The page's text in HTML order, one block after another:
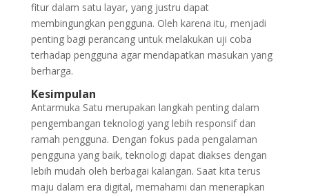
fitur dalam satu layar, yang justru dapat
membingungkan pengguna. Oleh karena itu, menjadi
penting bagi perancang untuk melakukan uji coba
terhadap pengguna agar mendapatkan masukan yang
berharga.
Kesimpulan
Antarmuka Satu merupakan langkah penting dalam
pengembangan teknologi yang lebih responsif dan
ramah pengguna. Dengan fokus pada pengalaman
pengguna yang baik, teknologi dapat diakses dengan
lebih mudah oleh berbagai kalangan. Saat kita terus
maju dalam era digital, memahami dan menerapkan